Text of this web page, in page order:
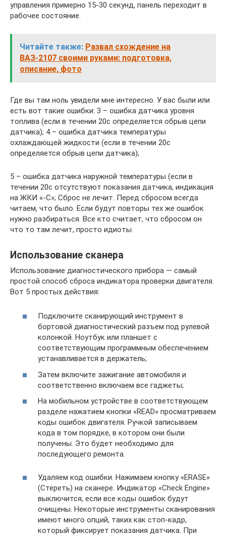
управления примерно 15-30 секунд, панель переходит в
рабочее состояние.
Читайте также: Развал схождение на
ВАЗ-2107 своими руками: подготовка,
описание, фото
Где вы там ноль увидели мне интересно. У вас были или
есть вот такие ошибки: 3 – ошибка датчика уровня
топлива (если в течении 20с определяется обрыв цепи
датчика); 4 – ошибка датчика температуры
охлаждающей жидкости (если в течении 20с
определяется обрыв цепи датчика);
5 – ошибка датчика наружной температуры (если в
течении 20с отсутствуют показания датчика, индикация
на ЖКИ «-С»; Сброс не лечит. Перед сбросом всегда
читаем, что было. Если будут повторы тех же ошибок
нужно разбираться. Все кто считает, что сбросом он
что то там лечит, просто идиоты.
Использование сканера
Использование диагностического прибора — самый
простой способ сброса индикатора проверки двигателя.
Вот 5 простых действия:
Подключите сканирующий инструмент в
бортовой диагностический разъем под рулевой
колонкой. Ноутбук или планшет с
соответствующим программным обеспечением
устанавливается в держатель;
Затем включите зажигание автомобиля и
соответственно включаем все гаджеты;
На мобильном устройстве в соответствующем
разделе нажатием кнопки «READ» просматриваем
коды ошибок двигателя. Ручкой записываем
кода в том порядке, в котором они были
получены. Это будет необходимо для
последующего ремонта.
Удаляем код ошибки. Нажимаем кнопку «ERASE»
(Стереть) на сканере. Индикатор «Check Engine»
выключится, если все коды ошибок будут
очищены. Некоторые инструменты сканирования
имеют много опций, таких как стоп-кадр,
который фиксирует показания датчика. При